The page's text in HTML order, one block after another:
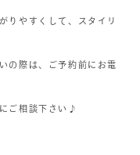
りやすくして、スタイリ
の際は、ご予約前にお電
ご相談下さい♪